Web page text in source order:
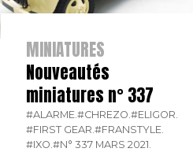
MINIATURES
Nouveautés
miniatures n° 337
#ALARME. #CHREZO. #ELIGOR.
#FIRST GEAR. #FRANSTYLE.
#IXO. #N° 337 MARS 2021.